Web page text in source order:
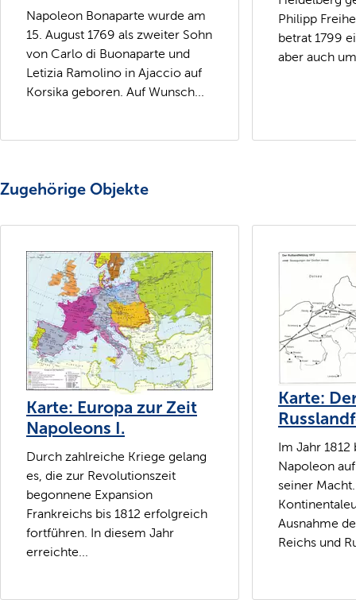
Napoleon Bonaparte wurde am
15. August 1769 als zweiter Sohn
von Carlo di Buonaparte und
Letizia Ramolino in Ajaccio auf
Korsika geboren. Auf Wunsch...
Philipp
betrat 1799
aber auch
Zugehörige Objekte
Karte: Europa zur Zeit
Napoleons I.
Durch zahlreiche Kriege gelang
es, die zur Revolutionszeit
begonnene Expansion
Frankreichs bis 1812 erfolgreich
fortführen. In diesem Jahr
erreichte...
Karte:
Im Jahr 1812
Napoleon
seiner
Ausnahme
Reichs und